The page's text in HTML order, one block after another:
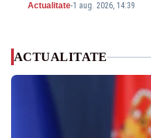
Actualitate-1 aug. 2026, 14:39
ACTUALITATE